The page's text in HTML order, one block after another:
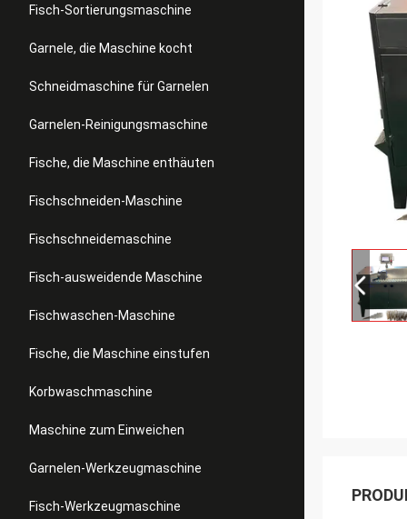
Fisch-Sortierungsmaschine
Garnele, die Maschine kocht
Schneidmaschine für Garnelen
Garnelen-Reinigungsmaschine
Fische, die Maschine enthäuten
Fischschneiden-Maschine
Fischschneidemaschine
Fisch-ausweidende Maschine
Fischwaschen-Maschine
Fische, die Maschine einstufen
Korbwaschmaschine
Maschine zum Einweichen
Garnelen-Werkzeugmaschine
Fisch-Werkzeugmaschine